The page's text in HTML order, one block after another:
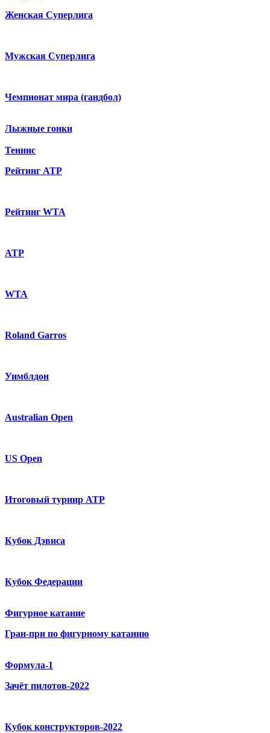
Женская Суперлига
Мужская Суперлига
Чемпионат мира (гандбол)
Лыжные гонки
Теннис
Рейтинг ATP
Рейтинг WTA
ATP
WTA
Roland Garros
Уимблдон
Australian Open
US Open
Итоговый турнир ATP
Кубок Дэвиса
Кубок Федерации
Фигурное катание
Гран-при по фигурному катанию
Формула-1
Зачёт пилотов-2022
Кубок конструкторов-2022